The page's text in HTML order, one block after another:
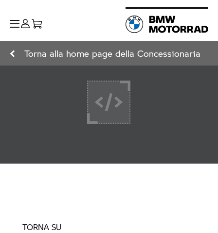
Torna alla home page della Concessionaria
TORNA SU